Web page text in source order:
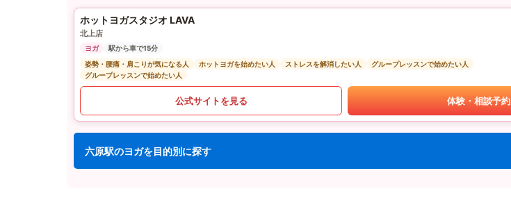
ホットヨガスタジオ LAVA
北上店
ヨガ
駅から車で15分
姿勢・腰痛・肩こりが気になる人
ホットヨガを始めたい人 ストレスを解消したい人
グループレッスンで始めたい人
グループレッスンで始めたい人
公式サイトを見る 体験・相談予約
六原駅のヨガを目的別に探す